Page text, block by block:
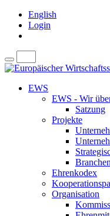
English
Login
EWS
EWS - Wir
Satzung
Projekte
Ehrenkodex
Organisation